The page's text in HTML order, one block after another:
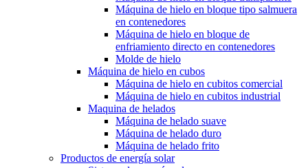
Máquina de hielo en bloque tipo salmuera
en contenedores
Máquina de hielo en bloque de
enfriamiento directo en contenedores
Molde de hielo
Máquina de hielo en cubos
Máquina de hielo en cubitos comercial
Máquina de hielo en cubitos industrial
Maquina de helados
Máquina de helado suave
Máquina de helado duro
Máquina de helado frito
Productos de energía solar